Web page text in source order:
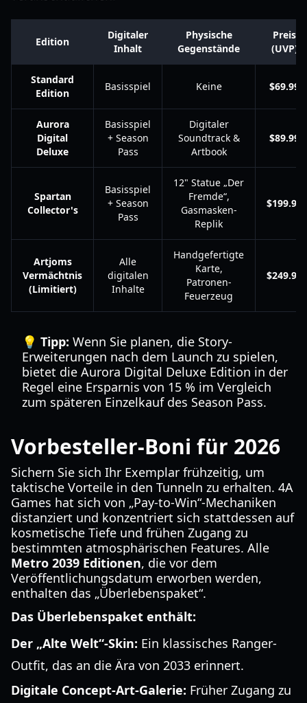
Edition
Digitaler
Inhalt
Physische
Gegenstände
Preis
(UVP)
Standard
Edition
Basisspiel Keine $69.99
Aurora
Digital
Deluxe
Basisspiel
+ Season
Pass
Digitaler
Soundtrack &
Artbook
$89.99
Spartan
Collector's
Basisspiel
+ Season
Pass
12" Statue „Der
Fremde“,
Gasmasken-
Replik
$199.99
Artjoms
Vermächtnis
(Limitiert)
Alle
digitalen
Inhalte
Handgefertigte
Karte,
Patronen-
Feuerzeug
$249.99
💡 Tipp: Wenn Sie planen, die Story-
Erweiterungen nach dem Launch zu spielen,
bietet die Aurora Digital Deluxe Edition in der
Regel eine Ersparnis von 15 % im Vergleich
zum späteren Einzelkauf des Season Pass.
Vorbesteller-Boni für 2026
Sichern Sie sich Ihr Exemplar frühzeitig, um
taktische Vorteile in den Tunneln zu erhalten. 4A
Games hat sich von „Pay-to-Win“-Mechaniken
distanziert und konzentriert sich stattdessen auf
kosmetische Tiefe und frühen Zugang zu
bestimmten atmosphärischen Features. Alle
Metro 2039 Editionen, die vor dem
Veröffentlichungsdatum erworben werden,
enthalten das „Überlebenspaket“.
Das Überlebenspaket enthält:
Der „Alte Welt“-Skin: Ein klassisches Ranger-
Outfit, das an die Ära von 2033 erinnert.
Digitale Concept-Art-Galerie: Früher Zugang zu